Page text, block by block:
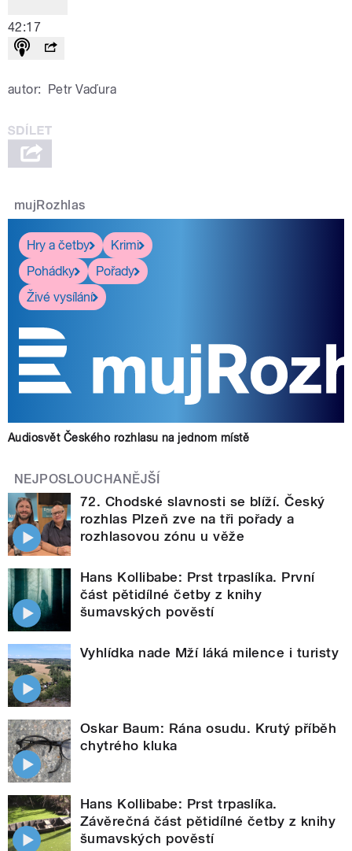
42:17
autor: Petr Vaďura
mujRozhlas
Hry a četby
Krimi
Pohádky
Pořady
Živé vysílání
Audiosvět Českého rozhlasu na jednom místě
NEJPOSLOUCHANĚJŠÍ
72. Chodské slavnosti se blíží. Český
rozhlas Plzeň zve na tři pořady a
rozhlasovou zónu u věže
Hans Kollibabe: Prst trpaslíka. První
část pětidílné četby z knihy
šumavských pověstí
Vyhlídka nade Mží láká milence i turisty
Oskar Baum: Rána osudu. Krutý příběh
chytrého kluka
Hans Kollibabe: Prst trpaslíka.
Závěrečná část pětidílné četby z knihy
šumavských pověstí